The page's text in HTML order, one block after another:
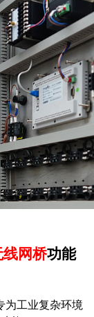
线网桥功能
为工业复杂环境